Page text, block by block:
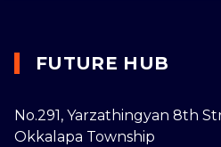
FUTURE HUB
No.291, Yarzathingyan 8th
Okkalapa Township